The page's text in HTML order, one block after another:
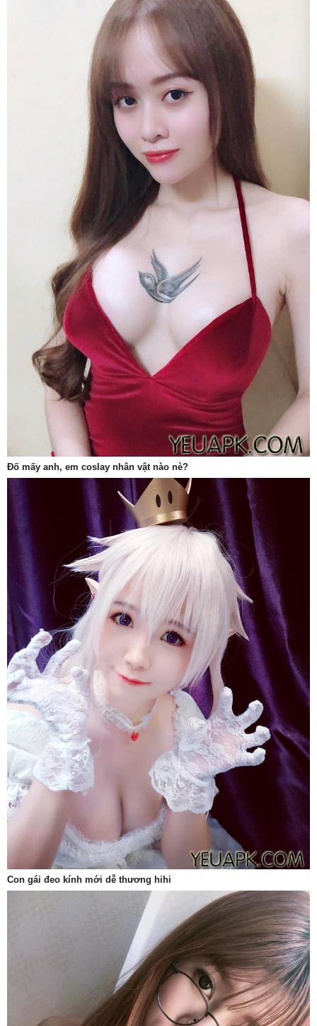
Đố mấy anh, em coslay nhân vật nào nè?
Con gái đeo kính mới dễ thương hihi